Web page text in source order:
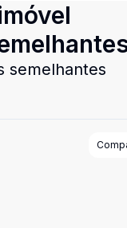
semelhantes